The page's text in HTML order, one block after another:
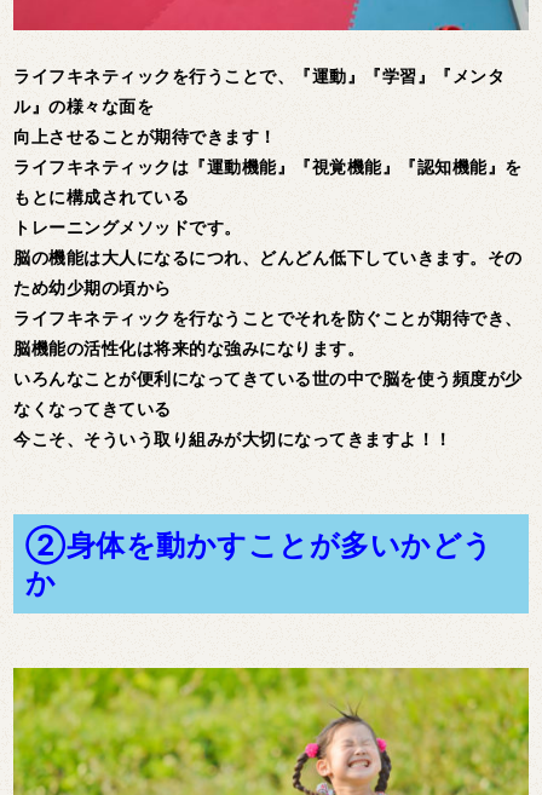
ライフキネティックを行うことで、『運動』『学習』『メンタ
ル』の様々な面を
向上させることが期待できます！
ライフキネティックは『運動機能』『視覚機能』『認知機能』を
もとに構成されている
トレーニングメソッドです。
脳の機能は大人になるにつれ、どんどん低下していきます。その
ため幼少期の頃から
ライフキネティックを行なうことでそれを防ぐことが期待でき、
脳機能の活性化は将来的な強みになります。
いろんなことが便利になってきている世の中で脳を使う頻度が少
なくなってきている
今こそ、そういう取り組みが大切になってきますよ！！
②身体を動かすことが多いかどう
か